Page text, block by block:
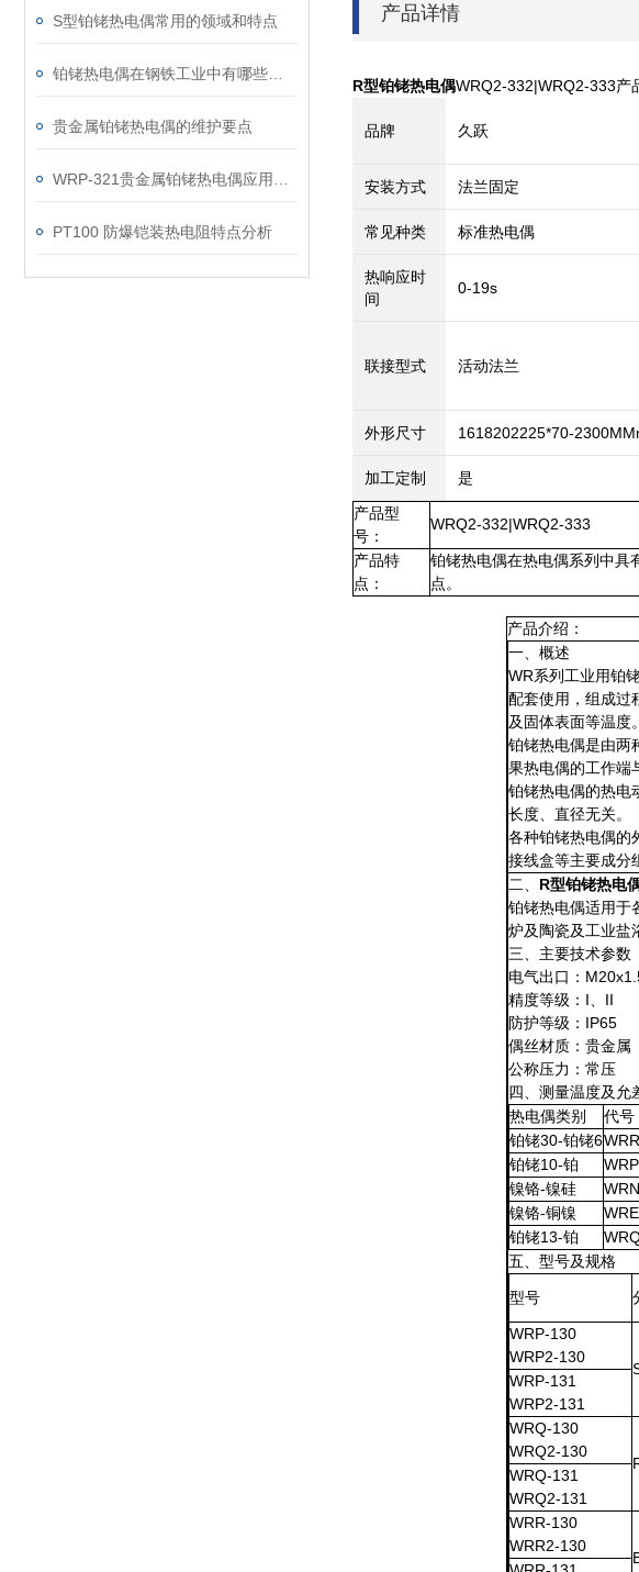
S型铂铑热电偶常用的领域和特点
贵金属铂铑热电偶的维护要点
PT100 防爆铠装热电阻特点分析
产品详情
R型铂铑热电偶WRQ2-332|WRQ2-333产
品牌 久跃
安装方式 法兰固定
常见种类 标准热电偶
热响应时
间
0-19s
联接型式 活动法兰
外形尺寸 1618202225*70-
加工定制
是
产品型
号：
WRQ2-332|WRQ2-333
产品特
点：
铂铑热电偶在热电偶系列中具
点。
产品介绍：
一、概述
WR系列工业用铂
配套使用，组成过
及固体表面等温度。
铂铑热电偶是由两
果热电偶的工作端
铂铑热电偶的热电
长度、直径无关。
各种铂铑热电偶的
接线盒等主要成分
二、 R型铂铑热电
铂铑热电偶适用于
炉及陶瓷及工业盐
三、主要技术参数
电气出口：
精度等级：I、II
防护等级：IP65
偶丝材质：贵金属
公称压力：常压
四、测量温度及允
热电偶类别
代号
铂铑30-铂铑6WRR
铂铑10-铂
WRP
镍铬-镍硅
WRN
镍铬-铜镍
WRE
铂铑13-铂
五、型号及规格
型号
WRP-130
WRP2-130
WRP-131
WRP2-131
WRQ-130
WRQ2-130
WRQ-131
WRQ2-131
WRR-130
WRR2-130